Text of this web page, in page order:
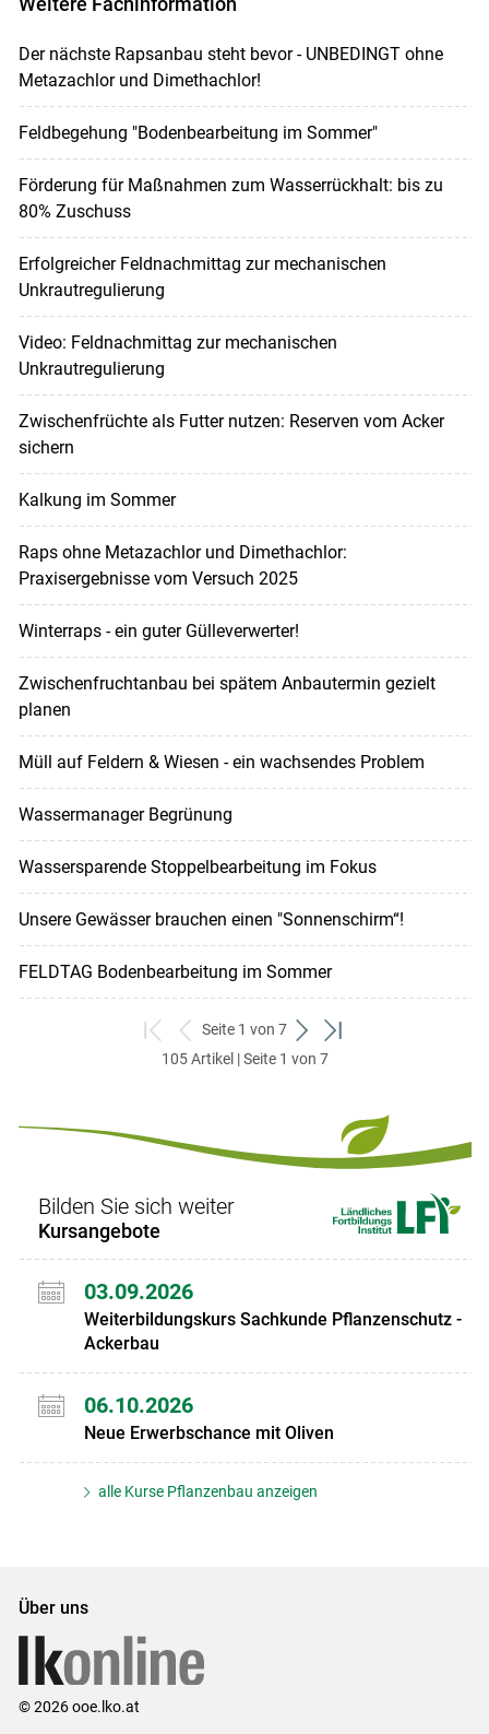
Der nächste Rapsanbau steht bevor - UNBEDINGT ohne
Metazachlor und Dimethachlor!
Feldbegehung "Bodenbearbeitung im Sommer"
Förderung für Maßnahmen zum Wasserrückhalt: bis zu
80% Zuschuss
Erfolgreicher Feldnachmittag zur mechanischen
Unkrautregulierung
Video: Feldnachmittag zur mechanischen
Unkrautregulierung
Zwischenfrüchte als Futter nutzen: Reserven vom Acker
sichern
Kalkung im Sommer
Raps ohne Metazachlor und Dimethachlor:
Praxisergebnisse vom Versuch 2025
Winterraps - ein guter Gülleverwerter!
Zwischenfruchtanbau bei spätem Anbautermin gezielt
planen
Müll auf Feldern & Wiesen - ein wachsendes Problem
Wassermanager Begrünung
Wassersparende Stoppelbearbeitung im Fokus
Unsere Gewässer brauchen einen "Sonnenschirm“!
FELDTAG Bodenbearbeitung im Sommer
zum
ersten
zurück
zum
Seite 1 von 7
weiter
zum
zum
105 Artikel | Seite 1 von 7
Bilden Sie sich weiter
Kursangebote
03.09.2026
Weiterbildungskurs Sachkunde Pflanzenschutz -
Ackerbau
06.10.2026
Neue Erwerbschance mit Oliven
alle Kurse Pflanzenbau anzeigen
Über uns
© 2026 ooe.lko.at